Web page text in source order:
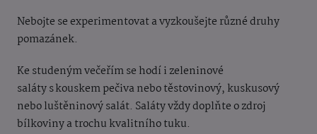
Nebojte se experimentovat a vyzkoušejte různé druhy
pomazánek.
Ke studeným večeřím se hodí i zeleninové
saláty s kouskem pečiva nebo těstovinový, kuskusový
nebo luštěninový salát. Saláty vždy doplňte o zdroj
bílkoviny a trochu kvalitního tuku.